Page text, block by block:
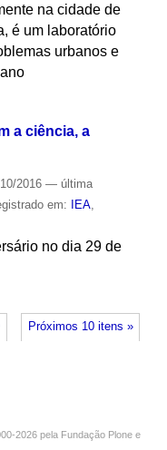
na cidade de
é um laboratório
urbanos e
a ciência, a
2016 — última
em: IEA,
no dia 29 de
Próximos 10 itens »
2026 pela Fundação Plone e